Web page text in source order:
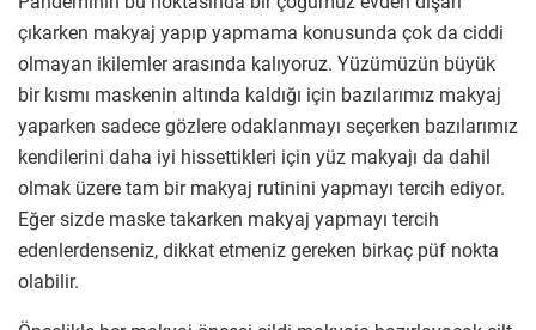
çıkarken makyaj yapıp yapmama konusunda çok da ciddi
olmayan ikilemler arasında kalıyoruz. Yüzümüzün büyük
bir kısmı maskenin altında kaldığı için bazılarımız makyaj
yaparken sadece gözlere odaklanmayı seçerken bazılarımız
kendilerini daha iyi hissettikleri için yüz makyajı da dahil
olmak üzere tam bir makyaj rutinini yapmayı tercih ediyor.
Eğer sizde maske takarken makyaj yapmayı tercih
edenlerdenseniz, dikkat etmeniz gereken birkaç püf nokta
olabilir.